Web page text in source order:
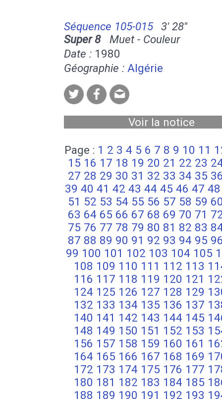
Séquence 105-015
3' 28''
Super 8Muet - Couleur
Date : 1980
Géographie : Algérie
Voir la notice
Page : 1 2 3 4 5 6 7 8 9 10 11
15 16 17 18 19 20 21 22 23
27 28 29 30 31 32 33 34 35
39 40 41 42 43 44 45 46 47 48
51 52 53 54 55 56 57 58 59
63 64 65 66 67 68 69 70 71
75 76 77 78 79 80 81 82 83
87 88 89 90 91 92 93 94 95
99 100 101 102 103 104 105
108 109 110 111 112 113
116 117 118 119 120 121
124 125 126 127 128 129
132 133 134 135 136 137
140 141 142 143 144 145
148 149 150 151 152 153
156 157 158 159 160 161
164 165 166 167 168 169
172 173 174 175 176 177
180 181 182 183 184 185
188 189 190 191 192 193